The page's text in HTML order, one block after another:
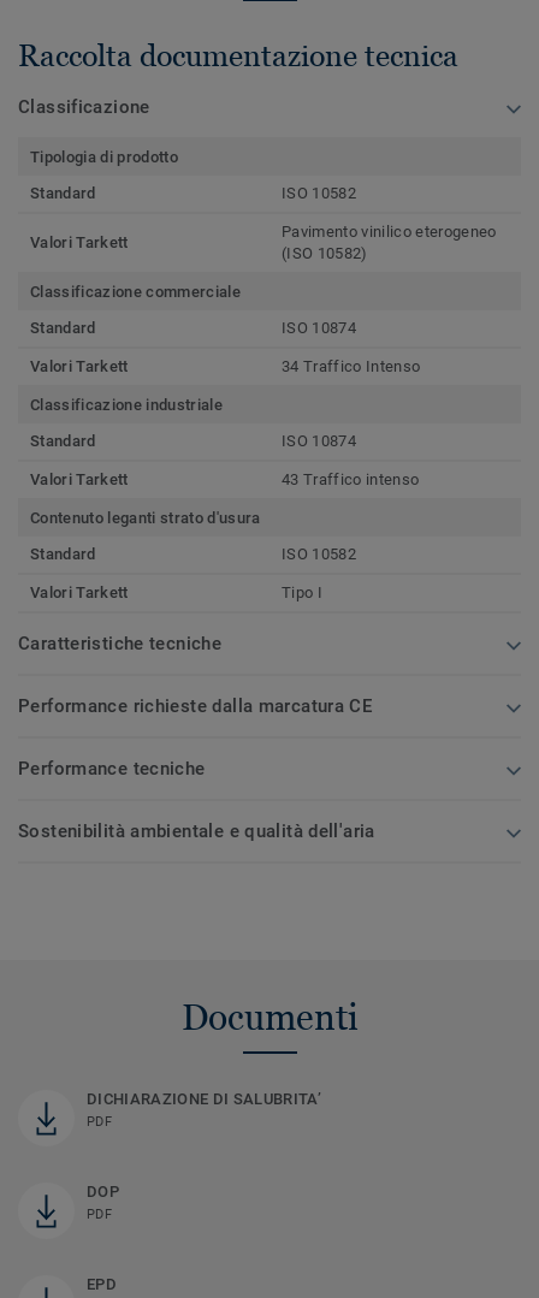
Raccolta documentazione tecnica
Classificazione
Tipologia di prodotto
Standard
ISO 10582
Valori Tarkett
Pavimento vinilico eterogeneo
(ISO 10582)
Classificazione commerciale
Standard
ISO 10874
Valori Tarkett 34 Traffico Intenso
Classificazione industriale
Standard
ISO 10874
Valori Tarkett 43 Traffico intenso
Contenuto leganti strato d'usura
Standard
ISO 10582
Valori Tarkett Tipo I
Caratteristiche tecniche
Performance richieste dalla marcatura CE
Performance tecniche
Sostenibilità ambientale e qualità dell'aria
Documenti
DICHIARAZIONE DI SALUBRITA’
PDF
DOP
PDF
EPD